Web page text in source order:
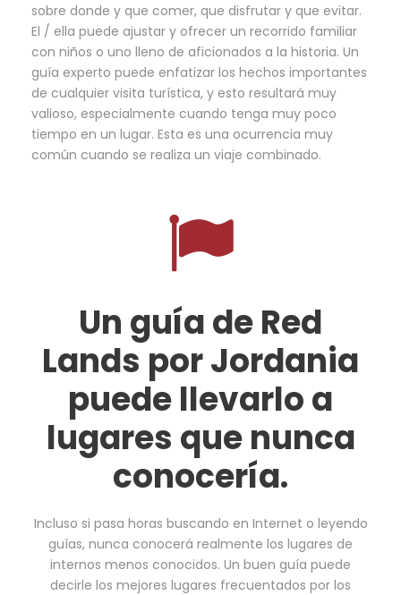
sobre donde y que comer, que disfrutar y que evitar.
El / ella puede ajustar y ofrecer un recorrido familiar
con niños o uno lleno de aficionados a la historia. Un
guía experto puede enfatizar los hechos importantes
de cualquier visita turística, y esto resultará muy
valioso, especialmente cuando tenga muy poco
tiempo en un lugar. Esta es una ocurrencia muy
común cuando se realiza un viaje combinado.
Un guía de Red
Lands por Jordania
puede llevarlo a
lugares que nunca
conocería.
Incluso si pasa horas buscando en Internet o leyendo
guías, nunca conocerá realmente los lugares de
internos menos conocidos. Un buen guía puede
decirle los mejores lugares frecuentados por los